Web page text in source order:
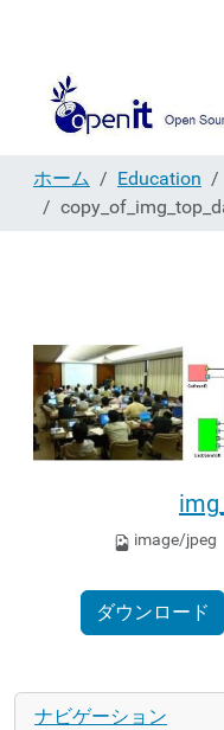
ホーム Education
image/jpeg
ダウンロード
ナビゲーション